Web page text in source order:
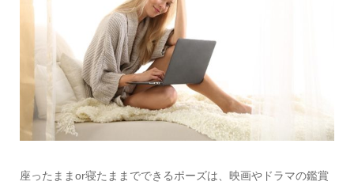
座ったままor寝たままでできるポーズは、映画やドラマの鑑賞